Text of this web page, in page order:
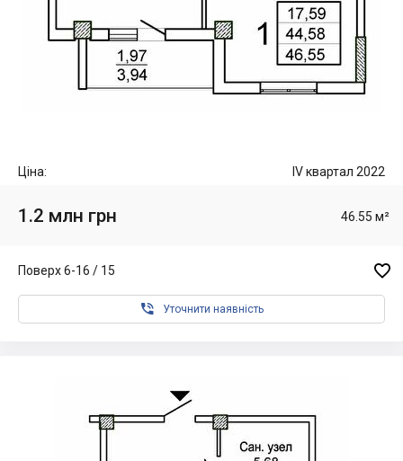
Ціна: IV квартал 2022
1.2 млн грн 46.55 м²
Поверх 6-16 / 15 
 Уточнити наявність